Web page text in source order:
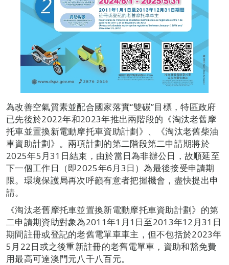
為改善空氣質素並配合國家落實“雙碳”目標，特區政府
已先後於2022年和2023年推出兩階段的《淘汰老舊摩
托車並置換新電動摩托車資助計劃》、《淘汰老舊柴油
車資助計劃》。兩項計劃的第二階段第二申請期將於
2025年5月31日結束，由於當日為非辦公日，故順延至
下一個工作日（即2025年6月3日）為最後接受申請期
限。環境保護局再次呼籲有意者把握機會，盡快提出申
請。
《淘汰老舊摩托車並置換新電動摩托車資助計劃》的第
二申請期資助對象為2011年1月1日至2013年12月31日
期間註冊或登記的老舊電單車車主，但不包括於2023年
5月22日或之後重新註冊的老舊電單車，資助和豁免費
用最高可達澳門元八千八百元。